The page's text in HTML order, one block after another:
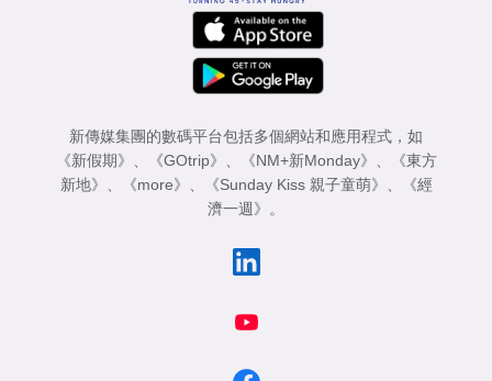
新傳媒集團的數碼平台包括多個網站和應用程式，如
《新假期》
《GOtrip》 《NM+新Monday》
《東方
新地》
《more》 《Sunday Kiss 親子童萌》
《經
濟一週》
。